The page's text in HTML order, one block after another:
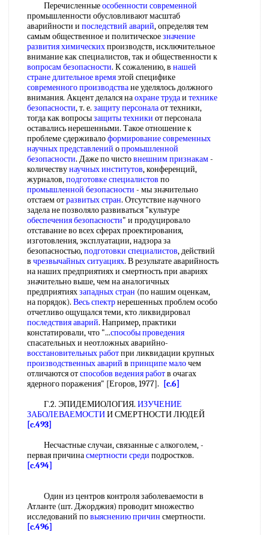
Перечисленныеособенности современной
промышленности обусловливают масштаб
аварийности и последствий аварий, определяя тем
самым общественное и политическоезначение
развития химическихпроизводств, исключительное
внимание как специалистов, так и общественности к
вопросам безопасности. К сожалению, в нашей
странедлительное времяэтой специфике
современного производстване уделялось должного
внимания. Акцент делался наохране трудаи технике
безопасности, т. е. защиту персоналаот техники,
тогда как вопросызащиты техники от персонала
оставались нерешенными. Такое отношение к
проблеме сдерживалоформирование современных
научных представлений опромышленной
безопасности. Даже по чистовнешним признакам-
количествунаучных институтов, конференций,
журналов,подготовке специалистов по
промышленной безопасности - мы значительно
отстаем отразвитых стран. Отсутствие научного
задела не позволяло развиваться "культуре
обеспечения безопасности" и продуцировало
отставание во всех сферах проектирования,
изготовления, эксплуатации, надзора за
безопасностью,подготовки специалистов, действий
в чрезвычайных ситуациях. В результате аварийность
на наших предприятиях и смертность при авариях
значительно выше, чем на аналогичных
предприятияхзападных стран (по нашим оценкам,
на порядок). Весь спектрнерешенных проблем особо
отчетливо ощущался теми, кто ликвидировал
последствия аварий. Например, практики
констатировали, что "...способы проведения
спасательных и неотложных аварийно-
восстановительных работпри ликвидации крупных
производственных аварий в принципе малочем
отличаются отспособов ведения работв очагах
ядерного поражения" [Егоров, 1977].
[c.6]
Г.2. ЭПИДЕМИОЛОГИЯ. ИЗУЧЕНИЕ
ЗАБОЛЕВАЕМОСТИИ СМЕРТНОСТИ ЛЮДЕЙ
[c.493]
Несчастные случаи, связанные с алкоголем, -
первая причинасмертности среди подростков.
[c.494]
Один из центров контроля заболеваемости в
Атланте (шт. Джорджия) проводит множество
исследований повыяснению причин смертности.
[c.496]